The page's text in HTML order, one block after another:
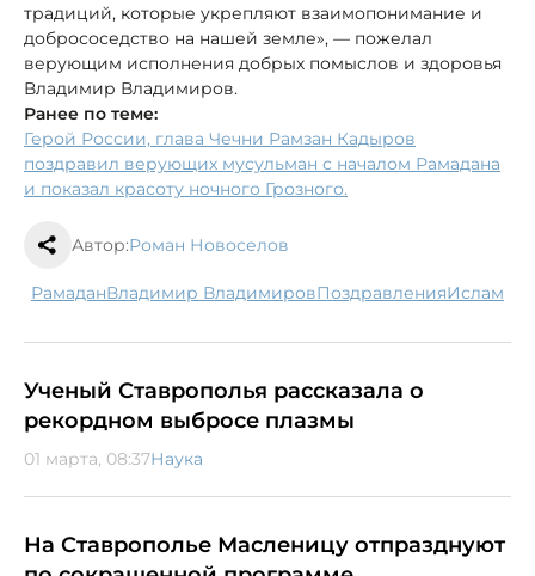
традиций, которые укрепляют взаимопонимание и
добрососедство на нашей земле», — пожелал
верующим исполнения добрых помыслов и здоровья
Владимир Владимиров.
Ранее по теме:
Герой России, глава Чечни Рамзан Кадыров
поздравил верующих мусульман с началом Рамадана
и показал красоту ночного Грозного.
Автор:Роман Новоселов
рамадан Владимир Владимиров поздравления ислам
Ученый Ставрополья рассказала о
рекордном выбросе плазмы
01 марта, 08:37Наука
На Ставрополье Масленицу отпразднуют